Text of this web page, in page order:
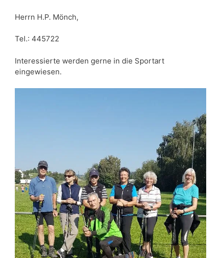
Herrn H.P. Mönch,
Tel.: 445722
Interessierte werden gerne in die Sportart
eingewiesen.